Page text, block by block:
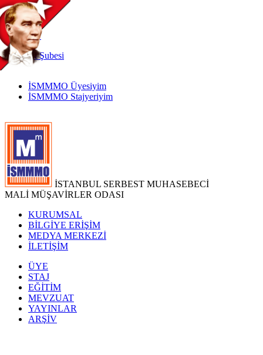
TR
|
EN
İnternetŞubesi
İSMMMO Üyesiyim
İSMMMO Stajyeriyim
İSTANBUL SERBEST MUHASEBECİ
MALİ MÜŞAVİRLER ODASI
KURUMSAL
BİLGİYE ERİŞİM
MEDYA MERKEZİ
İLETİŞİM
ÜYE
STAJ
EĞİTİM
MEVZUAT
YAYINLAR
ARŞİV